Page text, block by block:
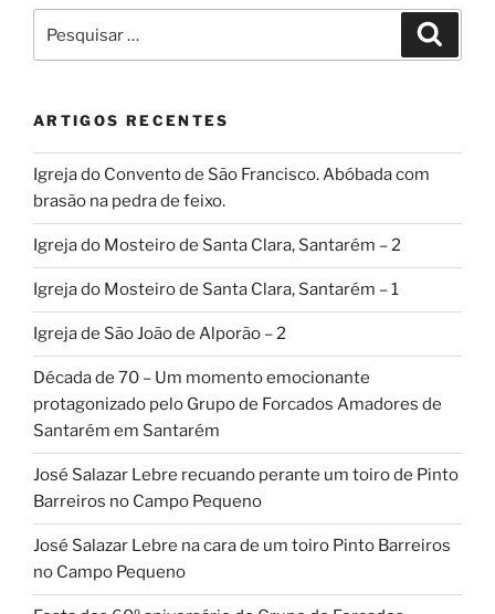
por:
ARTIGOS RECENTES
Igreja do Convento de São Francisco. Abóbada com
brasão na pedra de feixo.
Igreja do Mosteiro de Santa Clara, Santarém – 2
Igreja do Mosteiro de Santa Clara, Santarém – 1
Igreja de São João de Alporão – 2
Década de 70 – Um momento emocionante
protagonizado pelo Grupo de Forcados Amadores de
Santarém em Santarém
José Salazar Lebre recuando perante um toiro de Pinto
Barreiros no Campo Pequeno
José Salazar Lebre na cara de um toiro Pinto Barreiros
no Campo Pequeno